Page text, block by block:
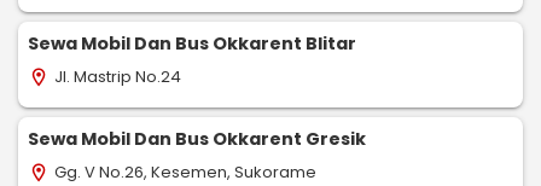
Sewa Mobil Dan Bus Okkarent Blitar
location_on Jl. Mastrip No.24
Sewa Mobil Dan Bus Okkarent Gresik
location_on Gg. V No.26, Kesemen, Sukorame